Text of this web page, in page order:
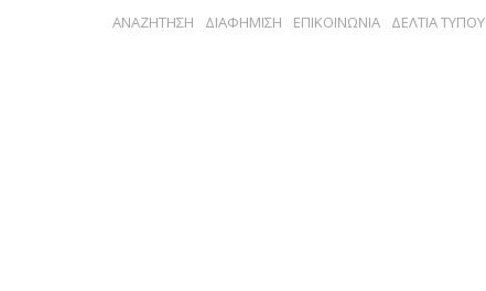
ΑΝΑΖΗΤΗΣΗ ΔΙΑΦΗΜΙΣΗ ΕΠΙΚΟΙΝΩΝΙΑ ΔΕΛΤΙΑ ΤΥΠΟΥ